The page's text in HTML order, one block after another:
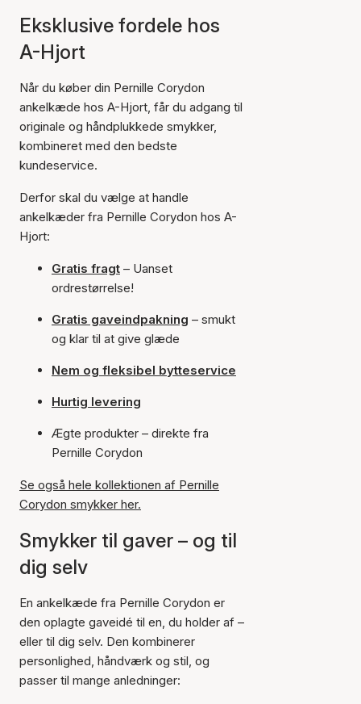
Eksklusive fordele hos
A-Hjort
Når du køber din Pernille Corydon
ankelkæde hos A-Hjort, får du adgang til
originale og håndplukkede smykker,
kombineret med den bedste
kundeservice.
Derfor skal du vælge at handle
ankelkæder fra Pernille Corydon hos A-
Hjort:
Gratis fragt – Uanset
ordrestørrelse!
Gratis gaveindpakning – smukt
og klar til at give glæde
Nem og fleksibel bytteservice
Hurtig levering
Ægte produkter – direkte fra
Pernille Corydon
Se også hele kollektionen af Pernille
Corydon smykker her.
Smykker til gaver – og til
dig selv
En ankelkæde fra Pernille Corydon er
den oplagte gaveidé til en, du holder af –
eller til dig selv. Den kombinerer
personlighed, håndværk og stil, og
passer til mange anledninger: